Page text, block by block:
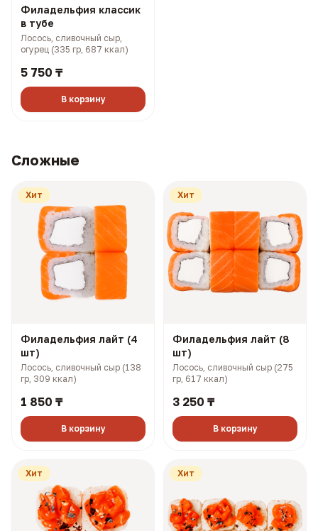
Филадельфия классик
в тубе
Лосось, сливочный сыр,
огурец (335 гр, 687 ккал)
5 750 ₸
В корзину
Сложные
Хит
Филадельфия лайт (4
шт)
Лосось, сливочный сыр (138
гр, 309 ккал)
1 850 ₸
В корзину
Хит
Филадельфия лайт (8
шт)
Лосось, сливочный сыр (275
гр, 617 ккал)
3 250 ₸
В корзину
Хит Хит